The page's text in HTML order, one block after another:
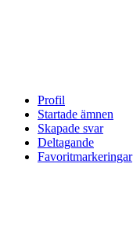
Profil
Startade ämnen
Skapade svar
Deltagande
Favoritmarkeringar